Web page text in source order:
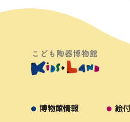
博物館情報 絵